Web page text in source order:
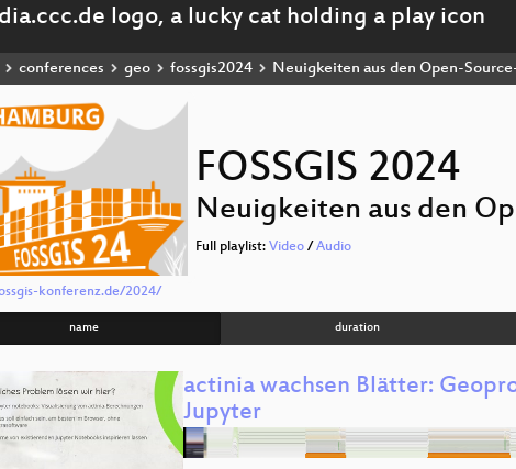
conferences geo fossgis2024 Neuigkeiten aus den Open-
FOSSGIS 2024
Neuigkeiten aus den
Full playlist:Video /Audio
konferenz.de/2024/
name duration
actinia wachsen Blätter:
Jupyter